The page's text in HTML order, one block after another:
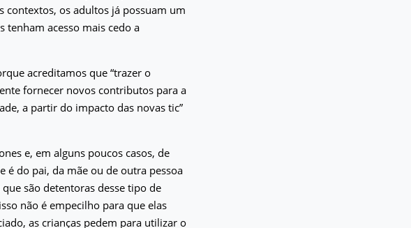
contextos, os adultos já possuam um
tenham acesso mais cedo a
acreditamos que “trazer o
fornecer novos contributos para a
a partir do impacto das novas tic”
e, em alguns poucos casos, de
é do pai, da mãe ou de outra pessoa
são detentoras desse tipo de
não é empecilho para que elas
as crianças pedem para utilizar o